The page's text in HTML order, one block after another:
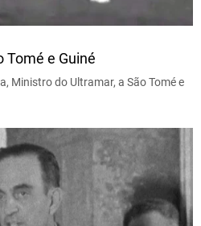
Tomé e Guiné
Ministro do Ultramar, a São Tomé e